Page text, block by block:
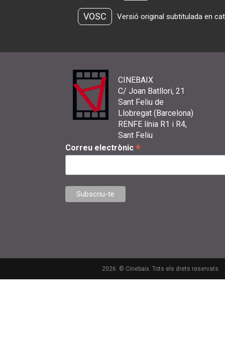
VOSC Versió original subtitulada en
CINEBAIX
C/ Joan Batllori, 21
Sant Feliu de
Llobregat (Barcelona)
RENFE línia R1 i R4,
Sant Feliu
Correu electrònic *
2026. © Cinebaix. Tots els drets reservats.